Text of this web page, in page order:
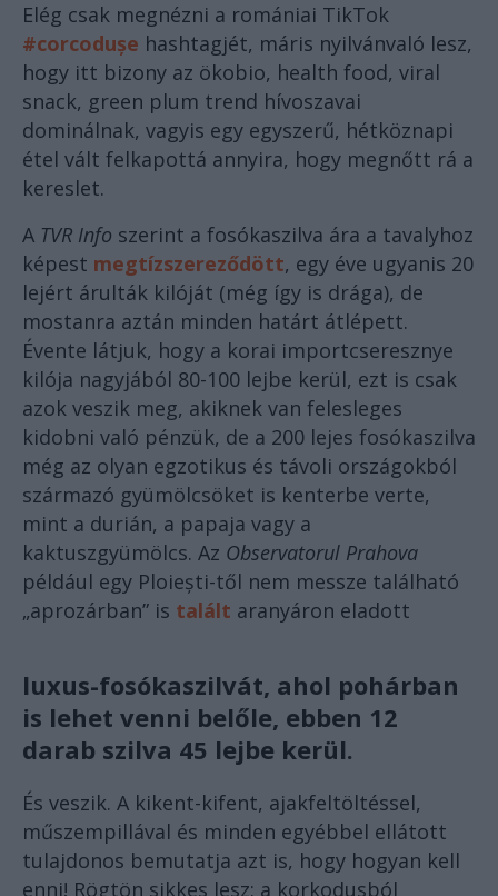
Elég csak megnézni a romániai TikTok
#corcodușe hashtagjét, máris nyilvánvaló lesz,
hogy itt bizony az ökobio, health food, viral
snack, green plum trend hívoszavai
dominálnak, vagyis egy egyszerű, hétköznapi
étel vált felkapottá annyira, hogy megnőtt rá a
kereslet.
A TVR Info szerint a fosókaszilva ára a tavalyhoz
képest megtízszereződött, egy éve ugyanis 20
lejért árulták kilóját (még így is drága), de
mostanra aztán minden határt átlépett.
Évente látjuk, hogy a korai importcseresznye
kilója nagyjából 80-100 lejbe kerül, ezt is csak
azok veszik meg, akiknek van felesleges
kidobni való pénzük, de a 200 lejes fosókaszilva
még az olyan egzotikus és távoli országokból
származó gyümölcsöket is kenterbe verte,
mint a durián, a papaja vagy a
kaktuszgyümölcs. Az Observatorul Prahova
például egy Ploiești-től nem messze található
„aprozárban” is talált aranyáron eladott
luxus-fosókaszilvát, ahol pohárban
is lehet venni belőle, ebben 12
darab szilva 45 lejbe kerül.
És veszik. A kikent-kifent, ajakfeltöltéssel,
műszempillával és minden egyébbel ellátott
tulajdonos bemutatja azt is, hogy hogyan kell
enni! Rögtön sikkes lesz: a korkodusból